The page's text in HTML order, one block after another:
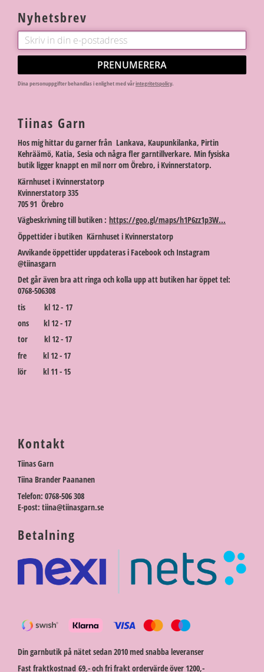
Nyhetsbrev
PRENUMERERA
Dina personuppgifter behandlas i enlighet med vårintegritetspolicy.
Tiinas Garn
Hos mig hittar du garner från Lankava, Kaupunkilanka, Pirtin
Kehräämö, Katia, Sesia och några fler garntillverkare. Min fysiska
butik ligger knappt en mil norr om Örebro, i Kvinnerstatorp.
Kärnhuset i Kvinnerstatorp
Kvinnerstatorp 335
705 91 Örebro
Vägbeskrivning till butiken : https://goo.gl/maps/h1P6zz1p3W...
Öppettider i butiken Kärnhuset i Kvinnerstatorp
Avvikande öppettider uppdateras i Facebook och Instagram
@tiinasgarn
Det går även bra att ringa och kolla upp att butiken har öppet tel:
0768-506308
tis kl 12 - 17
ons kl 12 - 17
tor kl 12 - 17
fre kl 12 - 17
lör kl 11 - 15
Kontakt
Tiinas Garn
Tiina Brander Paananen
Telefon: 0768-506 308
E-post: tiina@tiinasgarn.se
Betalning
Din garnbutik på nätet sedan 2010 med snabba leveranser
Fast fraktkostnad 69,- och fri frakt ordervärde över 1200,-